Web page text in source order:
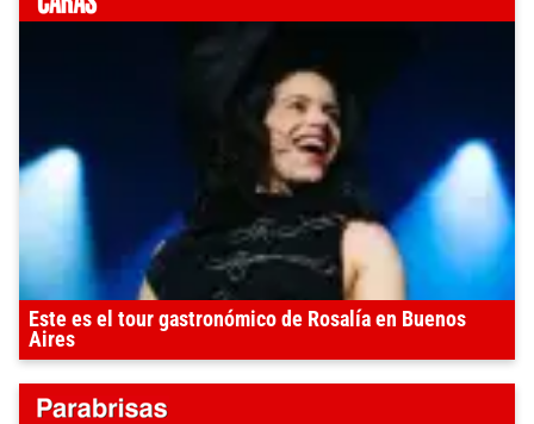
Este es el tour gastronómico de Rosalía en Buenos
Aires